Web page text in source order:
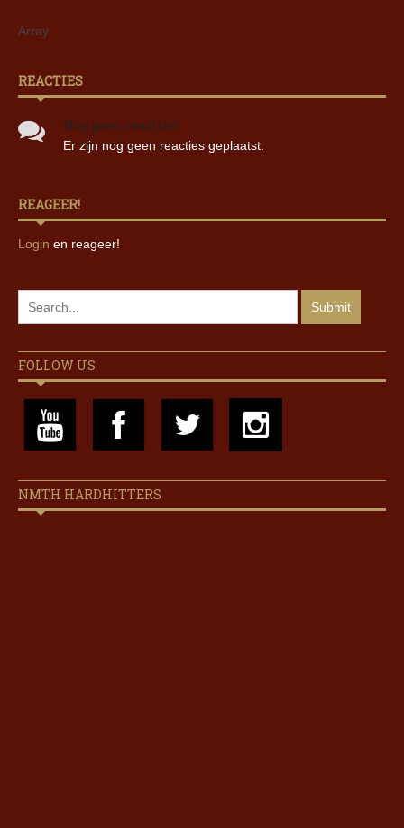
Array
REACTIES
Nog geen reacties!
Er zijn nog geen reacties geplaatst.
REAGEER!
Login en reageer!
FOLLOW US
NMTH HARDHITTERS